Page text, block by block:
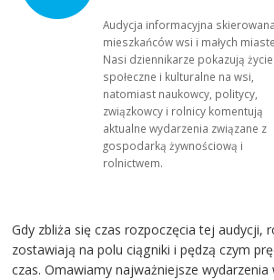
Audycja informacyjna
mieszkańców wsi i małych
Nasi dziennikarze pokazują życie
społeczne i kulturalne na wsi,
natomiast naukowcy, politycy,
związkowcy i rolnicy komentują
aktualne wydarzenia związane z
gospodarką żywnościową i
rolnictwem.
Gdy zbliża się czas rozpoczęcia tej audycji,
zostawiają na polu ciągniki i pędzą czym
czas. Omawiamy najważniejsze wydarzenia